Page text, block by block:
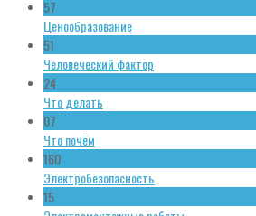
57
Ценообразование
51
Человеческий фактор
24
Что делать
07
Что почём
160
Электробезопасность
15